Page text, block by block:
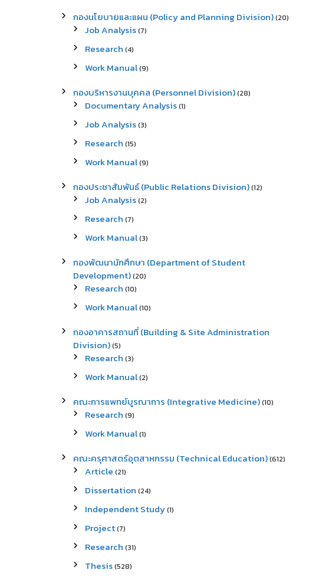
กองนโยบายและแผน (Policy and Planning Division)(20)
Job Analysis(7)
Research (4)
Work Manual(9)
กองบริหารงานบุคคล (Personnel Division)(28)
Documentary Analysis(1)
Job Analysis(3)
Research (15)
Work Manual(9)
กองประชาสัมพันธ์ (Public Relations Division)(12)
Job Analysis(2)
Research (7)
Work Manual(3)
กองพัฒนานักศึกษา (Department of Student
Development)(20)
Research (10)
Work Manual(10)
กองอาคารสถานที่ (Building & Site Administration
Division)(5)
Research (3)
Work Manual(2)
คณะการแพทย์บูรณาการ (Integrative Medicine)(10)
Research (9)
Work Manual(1)
คณะครุศาสตร์อุตสาหกรรม (Technical Education)(612)
Article (21)
Dissertation (24)
Independent Study(1)
Project(7)
Research (31)
Thesis(528)